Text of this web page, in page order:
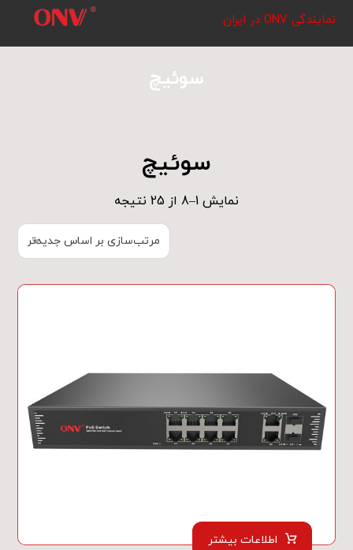
نمایندگی ONV در ایران
سوئیچ
سوئیچ
نمایش 1–8 از 25 نتیجه
اطلاعات بیشتر